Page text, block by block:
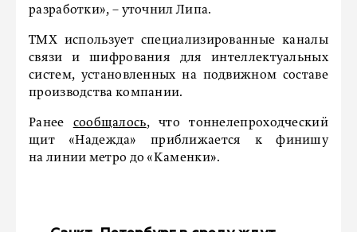
разработки», – уточнил Липа.
ТМХ использует специализированные каналы
связи и шифрования для интеллектуальных
систем, установленных на подвижном составе
производства компании.
Ранее сообщалось, что тоннелепроходческий
щит «Надежда» приближается к финишу
на линии метро до «Каменки».